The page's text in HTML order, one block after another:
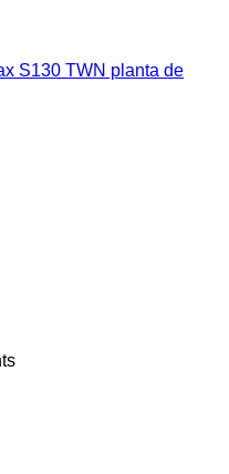
S130 TWN planta de